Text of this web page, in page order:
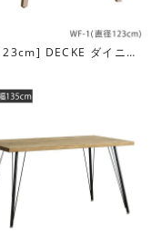
お子様のいるご家庭
を優しい雰囲気に
DECKE ダイニン